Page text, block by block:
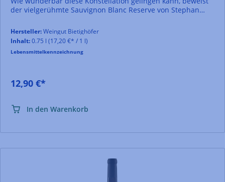
der vielgerühmte Sauvignon Blanc Reserve von Stephan
auch der Sauvignon Blanc Reserve ohne überflüssig
korrigierende Eingriffe im Keller aus. Handlese,
Spontanvergärung, keine Vorklärung und alles im 500l-
Tonneaux der Tonnellerie Sylvain aus Pomerol. Hier reift er
Anklänge feiner Kräuter, gefolgt von Feuerstein, reife
Stachelbeere, Zitronenschale und zart rauchig unterlegte
hat.
Hersteller:Weingut Bietighöfer
Inhalt:0.75 l (17,20 €* / 1 l)
Lebensmittelkennzeichnung
12,90 €*
In den Warenkorb